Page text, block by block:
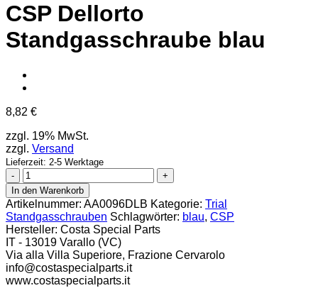
CSP Dellorto
Standgasschraube blau
8,82 €
zzgl. 19% MwSt.
zzgl. Versand
Lieferzeit: 2-5 Werktage
CSP
Dellorto
Standgasschraube
blau
Menge
In den Warenkorb
Artikelnummer: AA0096DLB Kategorie: Trial
Standgasschrauben Schlagwörter: blau, CSP
Hersteller: Costa Special Parts
IT - 13019 Varallo (VC)
Via alla Villa Superiore, Frazione Cervarolo
info@costaspecialparts.it
www.costaspecialparts.it